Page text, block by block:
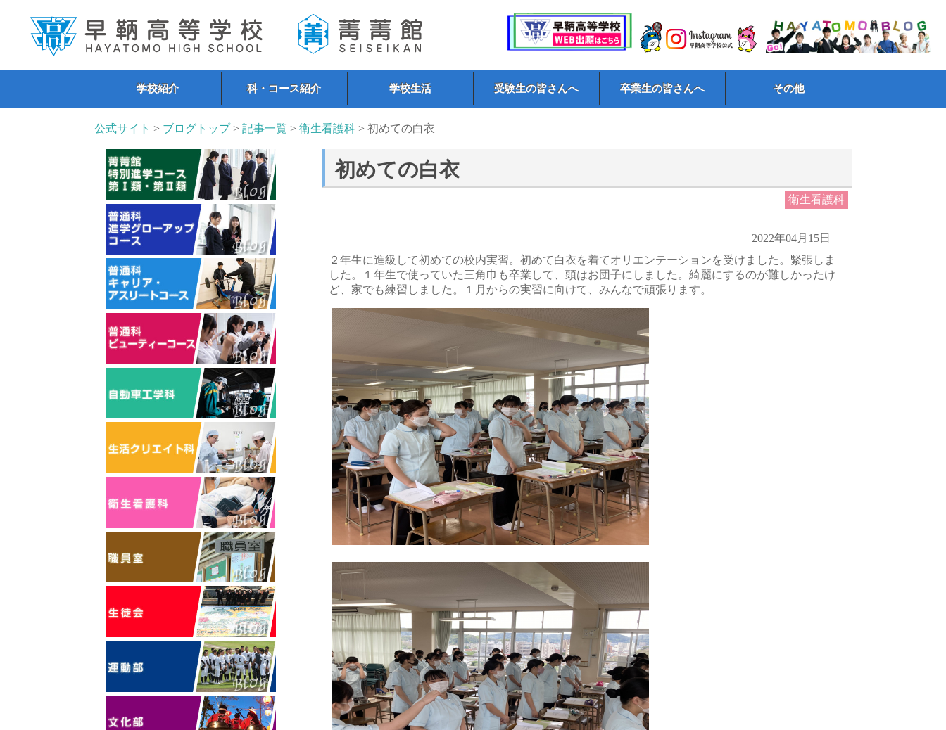
学校紹介 科・コース紹介 学校生活 受験生の皆さんへ 卒業生の皆さんへ その他
公式サイト > ブログトップ>記事一覧 >衛生看護科 > 初めての白衣
初めての白衣
衛生看護科
2022年04月15日
２年生に進級して初めての校内実習。初めて白衣を着てオリエンテーションを受けました。緊張しま
した。１年生で使っていた三角巾も卒業して、頭はお団子にしました。綺麗にするのが難しかったけ
ど、家でも練習しました。１月からの実習に向けて、みんなで頑張ります。